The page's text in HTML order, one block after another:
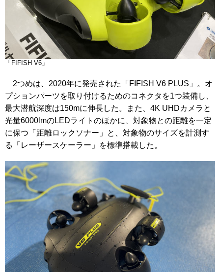
「FIFISH V6」
2つめは、2020年に発売された「FIFISH V6 PLUS」。オ
プションパーツを取り付けるためのコネクタを1つ装備し、
最大潜航深度は150mに伸長した。また、4K UHDカメラと
光量6000lmのLEDライトのほかに、対象物との距離を一定
に保つ「距離ロックソナー」と、対象物のサイズを計測す
る「レーザースケーラー」を標準搭載した。